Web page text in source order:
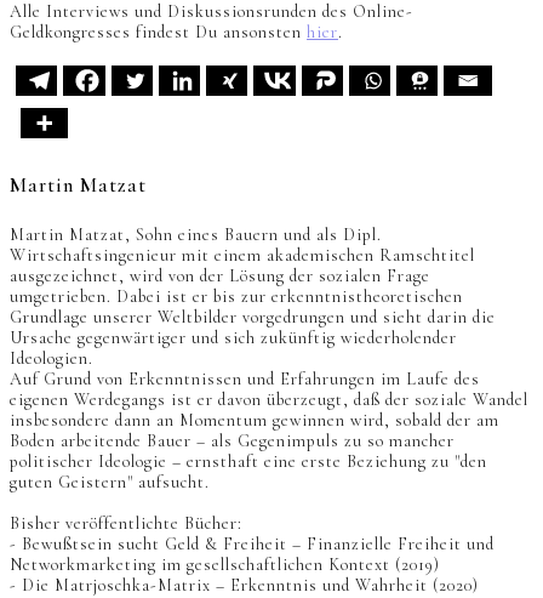
Alle Interviews und Diskussionsrunden des Online-
Geldkongresses findest Du ansonsten hier.
Martin Matzat
Martin Matzat, Sohn eines Bauern und als Dipl.
Wirtschaftsingenieur mit einem akademischen Ramschtitel
ausgezeichnet, wird von der Lösung der sozialen Frage
umgetrieben. Dabei ist er bis zur erkenntnistheoretischen
Grundlage unserer Weltbilder vorgedrungen und sieht darin die
Ursache gegenwärtiger und sich zukünftig wiederholender
Ideologien.
Auf Grund von Erkenntnissen und Erfahrungen im Laufe des
eigenen Werdegangs ist er davon überzeugt, daß der soziale Wandel
insbesondere dann an Momentum gewinnen wird, sobald der am
Boden arbeitende Bauer – als Gegenimpuls zu so mancher
politischer Ideologie – ernsthaft eine erste Beziehung zu "den
guten Geistern" aufsucht.
Bisher veröffentlichte Bücher:
- Bewußtsein sucht Geld & Freiheit – Finanzielle Freiheit und
Networkmarketing im gesellschaftlichen Kontext (2019)
- Die Matrjoschka-Matrix – Erkenntnis und Wahrheit (2020)